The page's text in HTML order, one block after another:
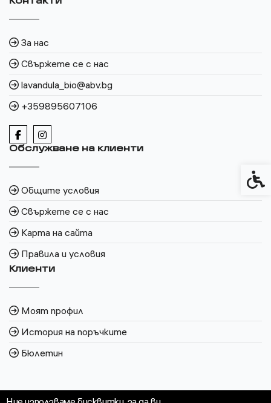
За нас
Свържете се с нас
lavandula_bio@abv.bg
+359895607106
Обслужване на клиенти
Общите условия
Свържете се с нас
Карта на сайта
Правила и условия
Клиенти
Моят профил
История на поръчките
Бюлетин